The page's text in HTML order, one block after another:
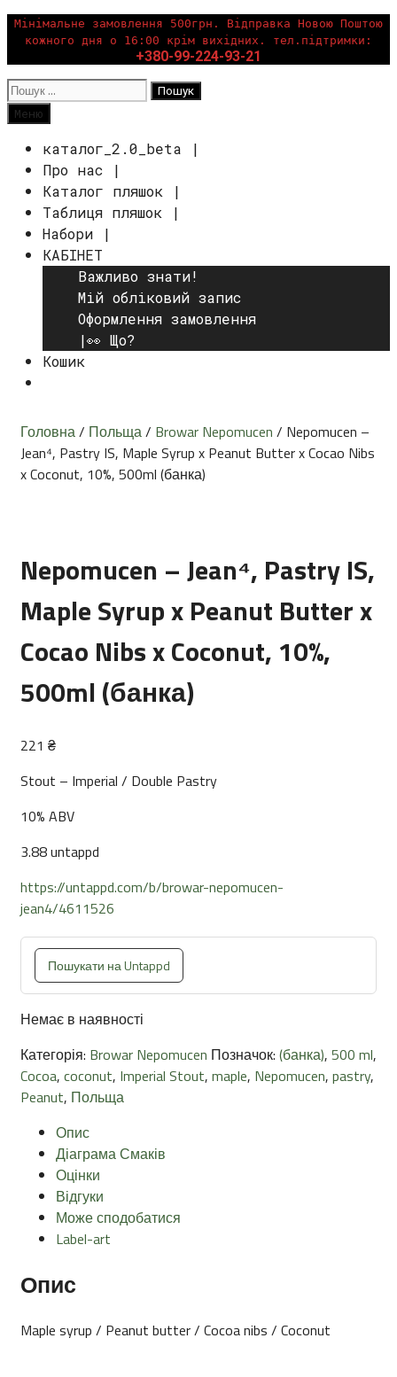
Перейти
вмісту
Мінімальне замовлення 500грн. Відправка Новою Поштою
кожного дня о 16:00 крім вихідних. тел.підтримки:
+380-99-224-93-21
Пошук:
Пошук
Меню
каталог_2.0_beta |
Про нас |
Каталог пляшок |
Таблиця пляшок |
Набори |
КАБІНЕТ
Важливо знати!
Мій обліковий запис
Оформлення замовлення
|👀 Що?
Кошик
Головна/ Польща/ Browar Nepomucen / Nepomucen –
Jean⁴, Pastry IS, Maple Syrup x Peanut Butter x Cocao Nibs
x Coconut, 10%, 500ml (банка)
Nepomucen – Jean⁴, Pastry IS,
Maple Syrup x Peanut Butter x
Cocao Nibs x Coconut, 10%,
500ml (банка)
221 ₴
Stout – Imperial / Double Pastry
10% ABV
3.88 untappd
https://untappd.com/b/browar-nepomucen-
jean4/4611526
Пошукати на Untappd
Немає в наявності
Категорія: Browar Nepomucen Позначок: (банка), 500 ml,
Cocoa, coconut, Imperial Stout, maple, Nepomucen, pastry,
Peanut, Польща
Опис
Діаграма Смаків
Оцінки
Відгуки
Може сподобатися
Label-art
Опис
Maple syrup / Peanut butter / Cocoa nibs / Coconut